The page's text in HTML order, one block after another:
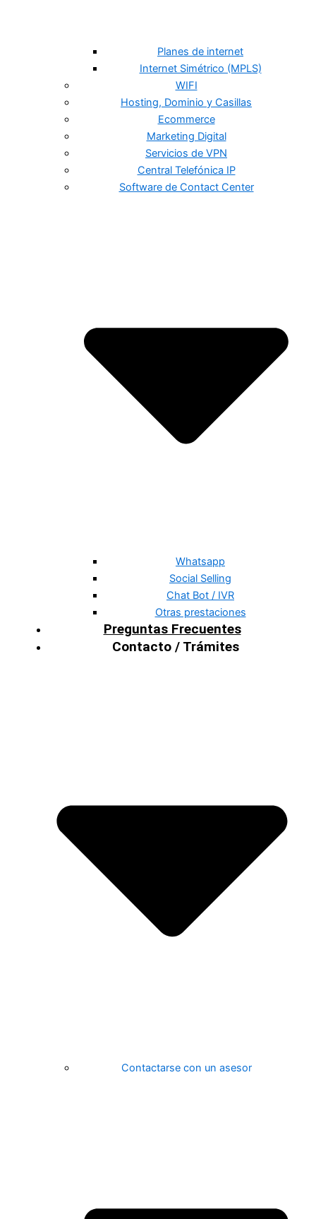
Planes de internet
Internet Simétrico (MPLS)
WIFI
Hosting, Dominio y Casillas
Ecommerce
Marketing Digital
Servicios de VPN
Central Telefónica IP
Software de Contact Center
Whatsapp
Social Selling
Chat Bot / IVR
Otras prestaciones
Preguntas Frecuentes
Contacto / Trámites
Contactarse con un asesor